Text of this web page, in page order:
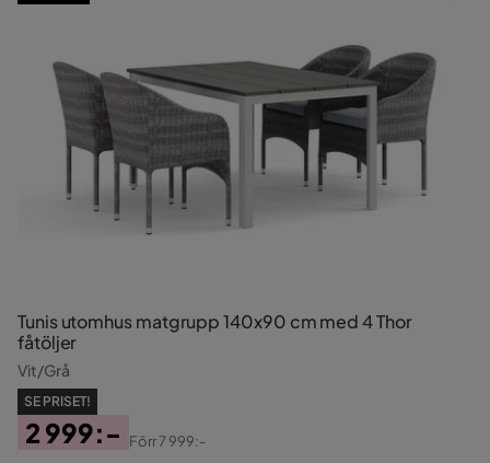
Tunis utomhus matgrupp 140x90 cm med 4 Thor
fåtöljer
Vit/Grå
SE PRISET!
2 999:-
Förr7 999:-